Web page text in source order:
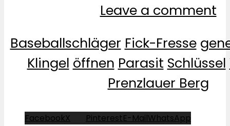
Leave a comment
Baseballschläger Fick-Fresse
Klingel öffnen Parasit Schlüssel
Prenzlauer Berg
FacebookX PinterestE-MailWhatsApp